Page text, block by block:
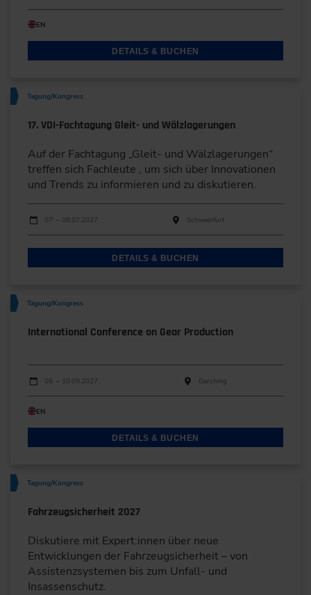
EN
DETAILS & BUCHEN
Tagung/Kongress
17. VDI-Fachtagung Gleit- und Wälzlagerungen
Auf der Fachtagung „Gleit- und Wälzlagerungen“
treffen sich Fachleute , um sich über Innovationen
und Trends zu informieren und zu diskutieren.
Durchführungen
Veranstaltungsdatum
07. – 08.07.2027 Schweinfurt
DETAILS & BUCHEN
Tagung/Kongress
International Conference on Gear Production
Durchführungen
Veranstaltungsdatum
08. – 10.09.2027 Garching
EN
DETAILS & BUCHEN
Tagung/Kongress
Fahrzeugsicherheit 2027
Diskutiere mit Expert:innen über neue
Entwicklungen der Fahrzeugsicherheit – von
Assistenzsystemen bis zum Unfall- und
Insassenschutz.